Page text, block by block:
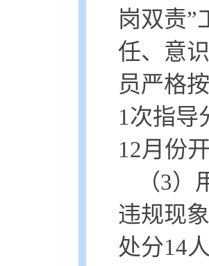
岗双责”
任、意
员严格
1次指导
12月份
（3）
违规现
处分14